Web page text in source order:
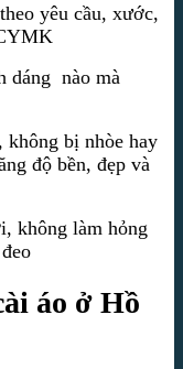
yêu cầu, xước,
dáng nào mà
không bị nhòe hay
độ bền, đẹp và
không làm hỏng
áo ở Hồ